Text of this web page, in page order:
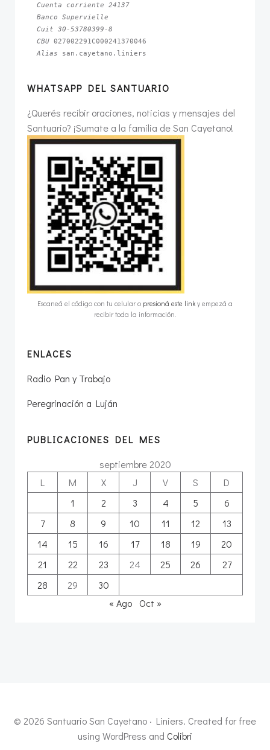
Cuenta corriente 24137
Banco Supervielle
Cuit 30-53780399-8
CBU
Alias san.cayetano.liniers
WHATSAPP DEL SANTUARIO
¿Querés recibir oraciones, noticias y mensajes del
Santuario? ¡Sumate a la familia de San Cayetano!
Escaneá el código con tu celular o presioná este link y empezá a
recibir toda la información.
ENLACES
Radio Pan y Trabajo
Peregrinación a Luján
PUBLICACIONES DEL MES
septiembre 2020
L
M X J V S
D
1
2 3 4 5
6
7
8 9 10 11 12
13
14
15 16 17 18 19
20
21
22 23 24 25 26
27
28
29
30
« Ago Oct »
© 2026 Santuario San Cayetano · Liniers. Created for free
using WordPress and Colibri